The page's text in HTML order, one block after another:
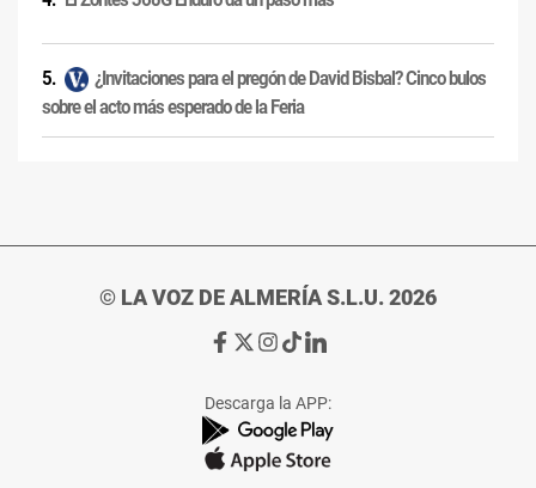
¿Invitaciones para el pregón de David Bisbal? Cinco bulos
sobre el acto más esperado de la Feria
© LA VOZ DE ALMERÍA S.L.U. 2026
Ir
de
La
Voz
Ir
de
La
Voz
Ir
de
La
Voz
Ir
de
La
Voz
Ir
de
La
Voz
Descarga la APP: